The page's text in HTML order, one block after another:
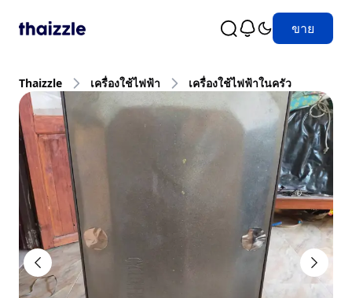
ขาย
Thaizzle เครื่องใช้ไฟฟ้า เครื่องใช้ไฟฟ้าในครัว